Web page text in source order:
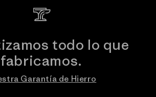
todo lo que
fabricamos.
Garantía de Hierro